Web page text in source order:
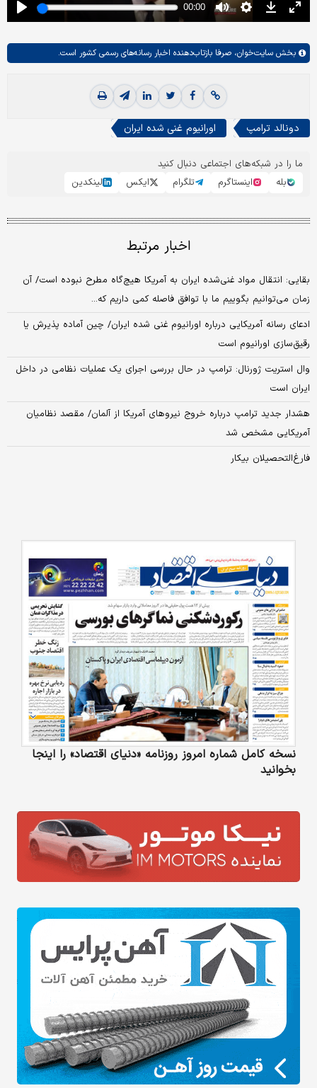
بخش سایت‌خوان، صرفا بازتاب‌دهنده اخبار رسانه‌های رسمی کشور است.
دونالد ترامپ اورانیوم غنی شده ایران
ما را در شبکه‌های اجتماعی دنبال کنید
بله
اینستاگرم تلگرام ایکس لینکدین
اخبار مرتبط
بقایی: انتقال مواد غنی‌شده ایران به آمریکا هیچ‌گاه مطرح نبوده است/ آن
زمان می‌توانیم بگوییم ما با توافق فاصله کمی داریم که...
ادعای رسانه آمریکایی درباره اورانیوم غنی شده ایران/ چین آماده پذیرش یا
رقیق‌سازی اورانیوم است
وال استریت ژورنال: ترامپ در حال بررسی اجرای یک عملیات نظامی در داخل
ایران است
هشدار جدید ترامپ درباره خروج نیروهای آمریکا از آلمان/ مقصد نظامیان
آمریکایی مشخص شد
فارغ‌التحصیلان بیکار
نسخه کامل شماره امروز روزنامه «دنیای‌ اقتصاد» را اینجا
بخوانید